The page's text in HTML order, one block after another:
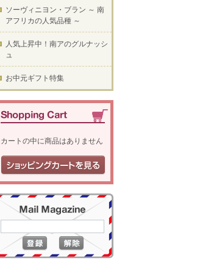
ソーヴィニヨン・ブラン ～ 南
アフリカの人気品種 ～
人気上昇中！南アのグルナッシ
ュ
お中元ギフト特集
カートの中に商品はありません